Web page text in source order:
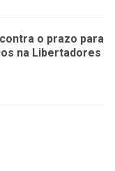
o prazo para
na Libertadores